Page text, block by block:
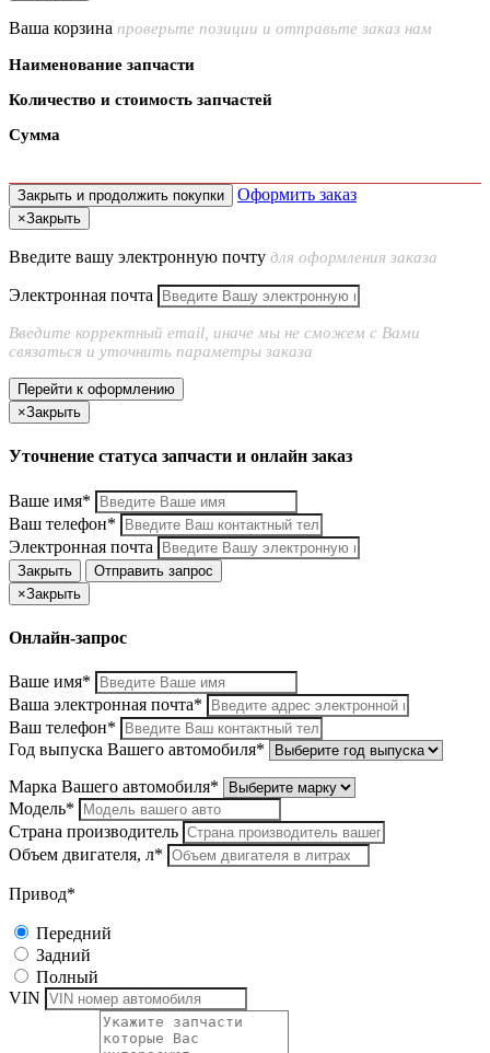
Ваша корзина проверьте позиции и отправьте заказ нам
Наименование запчасти
Количество и стоимость запчастей
Сумма
Закрыть и продолжить покупки Оформить заказ
×Закрыть
Введите вашу электронную почту для оформления заказа
Электронная почта
Введите корректный email, иначе мы не сможем с Вами
связаться и уточнить параметры заказа
Перейти к оформлению
×Закрыть
Уточнение статуса запчасти и онлайн заказ
Ваше имя*
Ваш телефон*
Электронная почта
Закрыть
Отправить запрос
×Закрыть
Онлайн-запрос
Ваше имя*
Ваша электронная почта*
Ваш телефон*
Год выпуска Вашего автомобиля*
Марка Вашего автомобиля*
Модель*
Страна производитель
Объем двигателя, л*
Привод*
Передний
Задний
Полный
VIN